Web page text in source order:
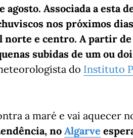
agosto. Associada a esta
nos próximos
e centro. A partir de
subidas de um ou
do Instituto
a maré e vai aquecer
no Algarve